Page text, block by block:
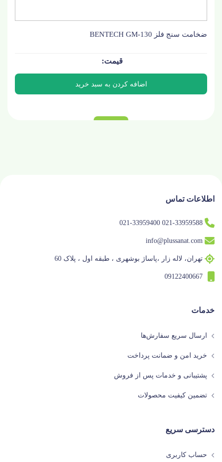
ضخامت سنج فلز BENTECH GM-130
اطلاعات تماس
021-33959588 021-33959400
info@plussanat.com
تهران، لاله زار ،پاساژ بوشهری ، طبقه اول ، پلاک 60
09122400667
خدمات
ارسال سریع سفارش‌ها
خرید امن و ضمانت پرداخت
پشتیبانی و خدمات پس از فروش
تضمین کیفیت محصولات
دسترسی سریع
حساب کاربری